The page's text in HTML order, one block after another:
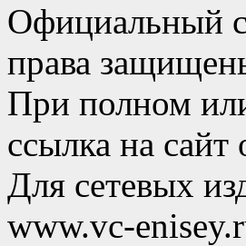
Официальный
права
При полном
ссылка на сайт
Для сетевых
www.vc-